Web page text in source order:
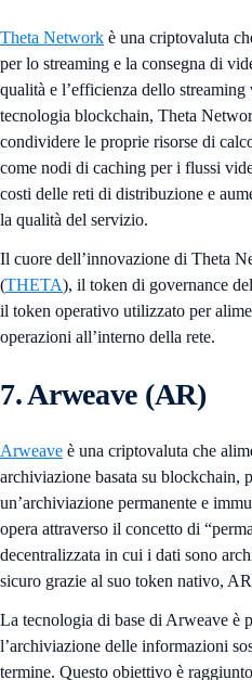
Theta Network è una criptovaluta
per lo streaming e la consegna di
qualità e l’efficienza dello
tecnologia blockchain, Theta
condividere le proprie risorse di
come nodi di caching per i flussi
costi delle reti di distribuzione e
la qualità del servizio.
Il cuore dell’innovazione di Theta
(THETA), il token di governance
il token operativo utilizzato per
operazioni all’interno della rete.
7. Arweave (AR)
Arweave è una criptovaluta che
archiviazione basata su blockchain,
un’archiviazione permanente e
opera attraverso il concetto di
decentralizzata in cui i dati sono
sicuro grazie al suo token nativo,
La tecnologia di base di Arweave è
l’archiviazione delle informazioni
termine. Questo obiettivo è